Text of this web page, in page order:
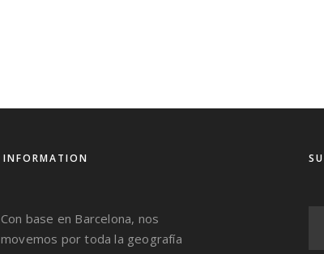
INFORMATION
Con base en Barcelona, nos
movemos por toda la geografía